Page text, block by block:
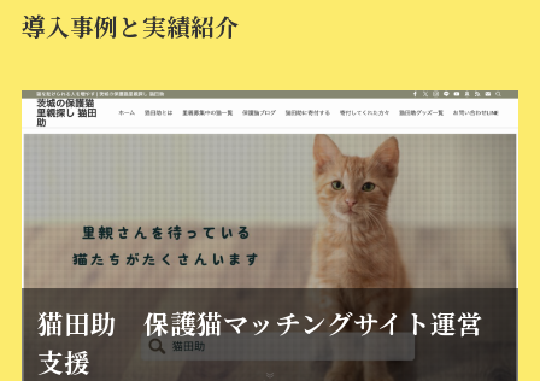
導入事例と実績紹介
猫田助 保護猫マッチングサイト運営
支援